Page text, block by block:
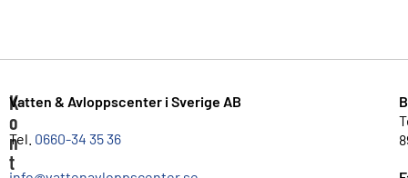
K
o
n
t
Vatten & Avloppscenter i Sverige AB
Tel. 0660-34 35 36